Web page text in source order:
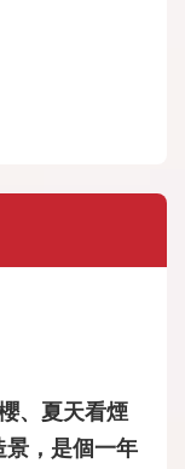
、夏天看煙
景，是個一年